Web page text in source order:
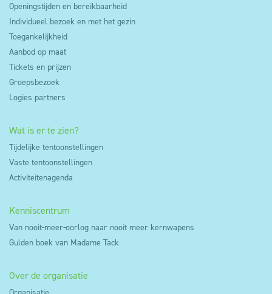
Openingstijden en bereikbaarheid
Individueel bezoek en met het gezin
Toegankelijkheid
Aanbod op maat
Tickets en prijzen
Groepsbezoek
Logies partners
Wat is er te zien?
Tijdelijke tentoonstellingen
Vaste tentoonstellingen
Activiteitenagenda
Kenniscentrum
Van nooit-meer-oorlog naar nooit meer kernwapens
Gulden boek van Madame Tack
Over de organisatie